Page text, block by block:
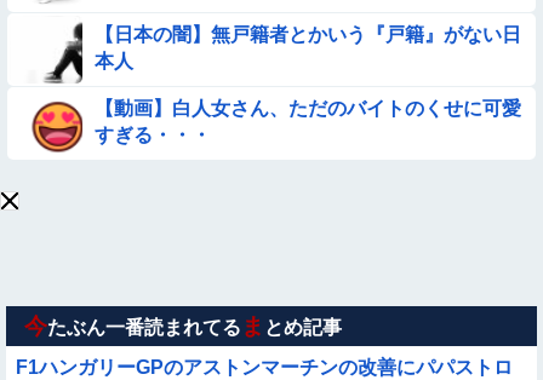
【画像】昔の日本人の水着、ゑっちｗｗｗｗｗｗｗ
【動画】デブの喧嘩 ガチでヤバい……
【日本の闇】無戸籍者とかいう『戸籍』がない日
本人
【動画】白人女さん、ただのバイトのくせに可愛
すぎる・・・
今たぶん一番読まれてる ま とめ記事
F1ハンガリーGPのアストンマーチンの改善にパパストロ